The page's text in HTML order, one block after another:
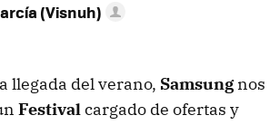
(Visnuh)
llegada del verano, Samsungnos
Festivalcargado de ofertas y